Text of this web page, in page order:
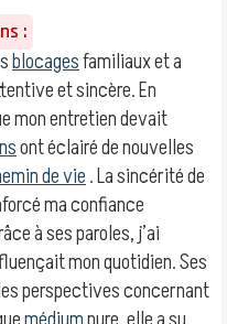
:
blocagesfamiliaux et a
et sincère. En
mon entretien devait
ont éclairé de nouvelles
de vie. La sincérité de
ma confiance
à ses paroles, j’ai
mon quotidien. Ses
perspectives concernant